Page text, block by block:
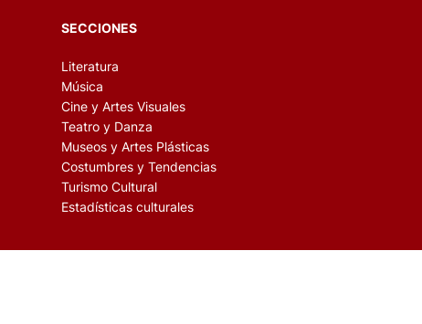
SECCIONES
Literatura
Música
Cine y Artes Visuales
Teatro y Danza
Museos y Artes Plásticas
Costumbres y Tendencias
Turismo Cultural
Estadísticas culturales